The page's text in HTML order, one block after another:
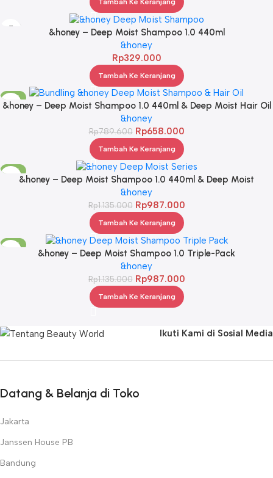
&honey – Deep Moist Shampoo 1.0 440ml
&honey
Rp329.000
Tambah Ke Keranjang
-17%
&honey – Deep Moist Shampoo 1.0 440ml & Deep Moist Hair Oil
3.0 100ml
&honey
Rp789.600 Rp658.000
Tambah Ke Keranjang
-13%
&honey – Deep Moist Shampoo 1.0 440ml & Deep Moist
Treatment 2.0 445Gr & Deep Moist Hair Oil 3.0 100ml
&honey
Rp1.135.000 Rp987.000
Tambah Ke Keranjang
-13%
&honey – Deep Moist Shampoo 1.0 Triple-Pack
&honey
Rp1.135.000 Rp987.000
Tambah Ke Keranjang
Ikuti Kami di Sosial Media
Datang & Belanja di Toko
Jakarta
Janssen House PB
Bandung